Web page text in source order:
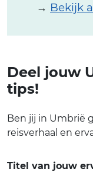
→ Bekijk
Deel jouw
tips!
Ben jij in Umbrië
reisverhaal en
Titel van jouw